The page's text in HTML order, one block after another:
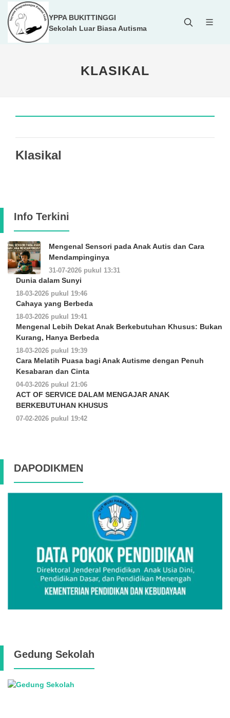
YPPA BUKITTINGGI
Sekolah Luar Biasa Autisma
KLASIKAL
Klasikal
Info Terkini
Mengenal Sensori pada Anak Autis dan Cara
Mendampinginya
31-07-2026 pukul 13:31
Dunia dalam Sunyi
18-03-2026 pukul 19:46
Cahaya yang Berbeda
18-03-2026 pukul 19:41
Mengenal Lebih Dekat Anak Berkebutuhan Khusus: Bukan
Kurang, Hanya Berbeda
18-03-2026 pukul 19:39
Cara Melatih Puasa bagi Anak Autisme dengan Penuh
Kesabaran dan Cinta
04-03-2026 pukul 21:06
ACT OF SERVICE DALAM MENGAJAR ANAK
BERKEBUTUHAN KHUSUS
07-02-2026 pukul 19:42
DAPODIKMEN
Gedung Sekolah